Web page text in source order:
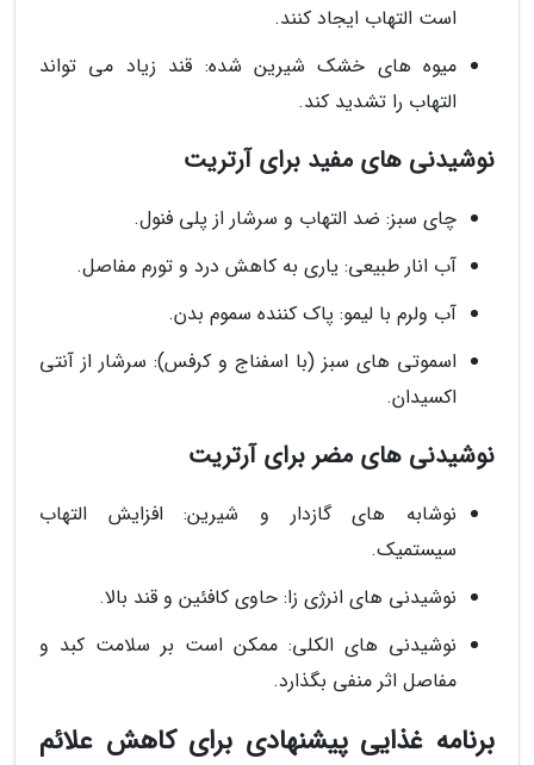
است التهاب ایجاد کنند.
میوه های خشک شیرین شده: قند زیاد می تواند
التهاب را تشدید کند.
نوشیدنی های مفید برای آرتریت
چای سبز: ضد التهاب و سرشار از پلی فنول.
آب انار طبیعی: یاری به کاهش درد و تورم مفاصل.
آب ولرم با لیمو: پاک کننده سموم بدن.
اسموتی های سبز (با اسفناج و کرفس): سرشار از آنتی
اکسیدان.
نوشیدنی های مضر برای آرتریت
نوشابه های گازدار و شیرین: افزایش التهاب
سیستمیک.
نوشیدنی های انرژی زا: حاوی کافئین و قند بالا.
نوشیدنی های الکلی: ممکن است بر سلامت کبد و
مفاصل اثر منفی بگذارد.
برنامه غذایی پیشنهادی برای کاهش علائم